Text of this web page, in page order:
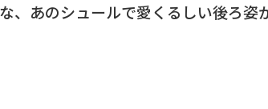
、あのシュールで愛くるしい後ろ姿